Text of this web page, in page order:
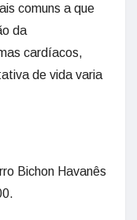
comuns a que
da
cardíacos,
de vida varia
Bichon Havanês